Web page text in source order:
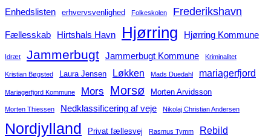
Enhedslisten erhvervsvenlighed Folkeskolen Frederikshavn
Fællesskab Hirtshals Havn Hjørring Hjørring Kommune
Idræt Jammerbugt Jammerbugt Kommune Kriminalitet
Kristian Bøgsted Laura Jensen Løkken Mads Duedahl mariagerfjord
Mariagerfjord Kommune Mors Morsø Morten Arvidsson
Morten Thiessen Nedklassificering af veje Nikolaj Christian Andersen
Nordjylland Privat fællesvej Rasmus Tymm Rebild